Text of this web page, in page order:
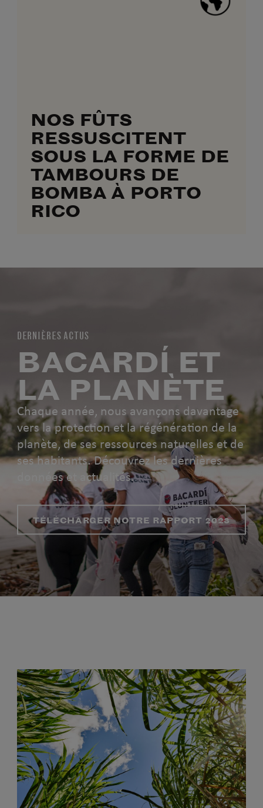
NOS FÛTS
RESSUSCITENT
SOUS LA FORME DE
TAMBOURS DE
BOMBA À PORTO
RICO
DERNIÈRES ACTUS
BACARDÍ ET
LA PLANÈTE
Chaque année, nous avançons davantage
vers la protection et la régénération de la
planète, de ses ressources naturelles et de
ses habitants. Découvrez les dernières
données et actualités.
TÉLÉCHARGER NOTRE RAPPORT 2023